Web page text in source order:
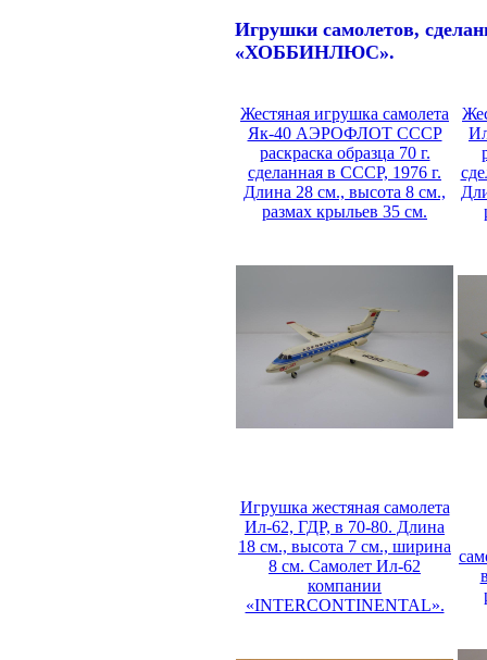
Игрушки самолетов,
«ХОББИНЛЮС».
Жестяная игрушка самолета
Як-40 АЭРОФЛОТ СССР
раскраска образца 70 г.
сделанная в СССР, 1976 г.
Длина 28 см., высота 8 см.,
размах крыльев 35 см.
Игрушка жестяная самолета
Ил-62, ГДР, в 70-80. Длина
18 см., высота 7 см., ширина
8 см. Самолет Ил-62
компании
«INTERCONTINENTAL».